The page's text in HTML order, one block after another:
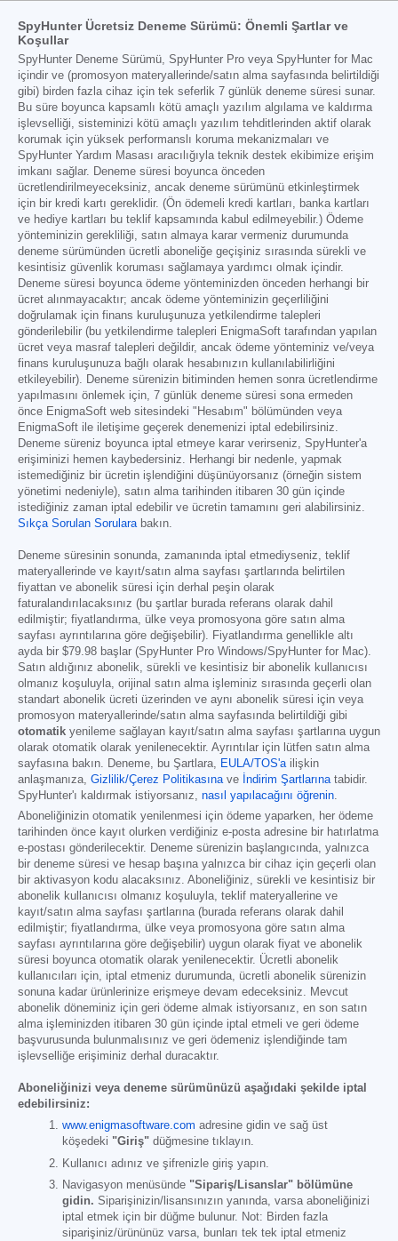
SpyHunter Ücretsiz Deneme Sürümü: Önemli Şartlar ve
Koşullar
SpyHunter Deneme Sürümü, SpyHunter Pro veya SpyHunter for Mac
içindir ve (promosyon materyallerinde/satın alma sayfasında belirtildiği
gibi) birden fazla cihaz için tek seferlik 7 günlük deneme süresi sunar.
Bu süre boyunca kapsamlı kötü amaçlı yazılım algılama ve kaldırma
işlevselliği, sisteminizi kötü amaçlı yazılım tehditlerinden aktif olarak
korumak için yüksek performanslı koruma mekanizmaları ve
SpyHunter Yardım Masası aracılığıyla teknik destek ekibimize erişim
imkanı sağlar. Deneme süresi boyunca önceden
ücretlendirilmeyeceksiniz, ancak deneme sürümünü etkinleştirmek
için bir kredi kartı gereklidir. (Ön ödemeli kredi kartları, banka kartları
ve hediye kartları bu teklif kapsamında kabul edilmeyebilir.) Ödeme
yönteminizin gerekliliği, satın almaya karar vermeniz durumunda
deneme sürümünden ücretli aboneliğe geçişiniz sırasında sürekli ve
kesintisiz güvenlik koruması sağlamaya yardımcı olmak içindir.
Deneme süresi boyunca ödeme yönteminizden önceden herhangi bir
ücret alınmayacaktır; ancak ödeme yönteminizin geçerliliğini
doğrulamak için finans kuruluşunuza yetkilendirme talepleri
gönderilebilir (bu yetkilendirme talepleri EnigmaSoft tarafından yapılan
ücret veya masraf talepleri değildir, ancak ödeme yönteminiz ve/veya
finans kuruluşunuza bağlı olarak hesabınızın kullanılabilirliğini
etkileyebilir). Deneme sürenizin bitiminden hemen sonra ücretlendirme
yapılmasını önlemek için, 7 günlük deneme süresi sona ermeden
önce EnigmaSoft web sitesindeki "Hesabım" bölümünden veya
EnigmaSoft ile iletişime geçerek denemenizi iptal edebilirsiniz.
Deneme süreniz boyunca iptal etmeye karar verirseniz, SpyHunter'a
erişiminizi hemen kaybedersiniz. Herhangi bir nedenle, yapmak
istemediğiniz bir ücretin işlendiğini düşünüyorsanız (örneğin sistem
yönetimi nedeniyle), satın alma tarihinden itibaren 30 gün içinde
istediğiniz zaman iptal edebilir ve ücretin tamamını geri alabilirsiniz.
Sıkça Sorulan Sorularabakın.
Deneme süresinin sonunda, zamanında iptal etmediyseniz, teklif
materyallerinde ve kayıt/satın alma sayfası şartlarında belirtilen
fiyattan ve abonelik süresi için derhal peşin olarak
faturalandırılacaksınız (bu şartlar burada referans olarak dahil
edilmiştir; fiyatlandırma, ülke veya promosyona göre satın alma
sayfası ayrıntılarına göre değişebilir). Fiyatlandırma genellikle altı
ayda bir $79.98 başlar (SpyHunter Pro Windows/SpyHunter for Mac).
Satın aldığınız abonelik, sürekli ve kesintisiz bir abonelik kullanıcısı
olmanız koşuluyla, orijinal satın alma işleminiz sırasında geçerli olan
standart abonelik ücreti üzerinden ve aynı abonelik süresi için veya
promosyon materyallerinde/satın alma sayfasında belirtildiği gibi
otomatik yenileme sağlayan kayıt/satın alma sayfası şartlarına uygun
olarak otomatik olarak yenilenecektir. Ayrıntılar için lütfen satın alma
sayfasına bakın. Deneme, bu Şartlara, EULA/TOS'ailişkin
anlaşmanıza, Gizlilik/Çerez Politikasınave İndirim Şartlarınatabidir.
SpyHunter'ı kaldırmak istiyorsanız, nasıl yapılacağını öğrenin.
Aboneliğinizin otomatik yenilenmesi için ödeme yaparken, her ödeme
tarihinden önce kayıt olurken verdiğiniz e-posta adresine bir hatırlatma
e-postası gönderilecektir. Deneme sürenizin başlangıcında, yalnızca
bir deneme süresi ve hesap başına yalnızca bir cihaz için geçerli olan
bir aktivasyon kodu alacaksınız. Aboneliğiniz, sürekli ve kesintisiz bir
abonelik kullanıcısı olmanız koşuluyla, teklif materyallerine ve
kayıt/satın alma sayfası şartlarına (burada referans olarak dahil
edilmiştir; fiyatlandırma, ülke veya promosyona göre satın alma
sayfası ayrıntılarına göre değişebilir) uygun olarak fiyat ve abonelik
süresi boyunca otomatik olarak yenilenecektir. Ücretli abonelik
kullanıcıları için, iptal etmeniz durumunda, ücretli abonelik sürenizin
sonuna kadar ürünlerinize erişmeye devam edeceksiniz. Mevcut
abonelik döneminiz için geri ödeme almak istiyorsanız, en son satın
alma işleminizden itibaren 30 gün içinde iptal etmeli ve geri ödeme
başvurusunda bulunmalısınız ve geri ödemeniz işlendiğinde tam
işlevselliğe erişiminiz derhal duracaktır.
Aboneliğinizi veya deneme sürümünüzü aşağıdaki şekilde iptal
edebilirsiniz:
www.enigmasoftware.com adresine gidin ve sağ üst
köşedeki "Giriş" düğmesine tıklayın.
Kullanıcı adınız ve şifrenizle giriş yapın.
Navigasyon menüsünde "Sipariş/Lisanslar" bölümüne
gidin. Siparişinizin/lisansınızın yanında, varsa aboneliğinizi
iptal etmek için bir düğme bulunur. Not: Birden fazla
siparişiniz/ürününüz varsa, bunları tek tek iptal etmeniz